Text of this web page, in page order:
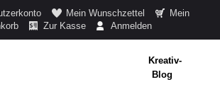
Mein Wunschzettel
Mein
Zur Kasse Anmelden
Kreativ-
Blog